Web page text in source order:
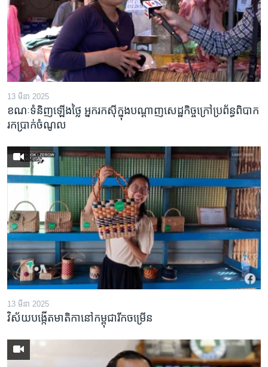
13 មីនា 2025
ខណៈទំនិញឡើងថ្លៃ អ្នករកស៊ីក្នុង​បណ្តាញ​សេដ្ឋកិច្ចក្រៅ​ប្រព័ន្ធពិបាក​
រក​ប្រាក់​ចំណូល
13 មីនា 2025
វិស័យ​បង្កើត​មាតិកា​នៅ​កម្ពុជា​រីក​ចម្រើន